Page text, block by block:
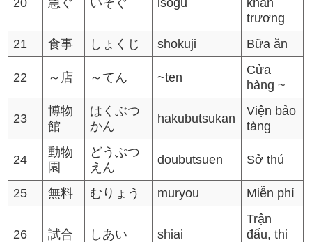
20 急ぐ いそぐ isogu
khẩn
trương
21
食事 しょくじ shokuji Bữa ăn
22 ～店 ～てん ~ten
Cửa
hàng ~
23
博物
館
はくぶつ
かん
hakubutsukan
Viện bảo
tàng
24
動物
園
どうぶつ
えん
doubutsuen Sở thú
25 無料 むりょう muryou Miễn phí
26 試合 しあい shiai
Trận
đấu, thi